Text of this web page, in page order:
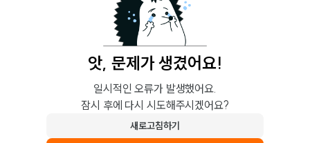
앗, 문제가 생겼어요!
일시적인 오류가 발생했어요.
잠시 후에 다시 시도해주시겠어요?
새로고침하기